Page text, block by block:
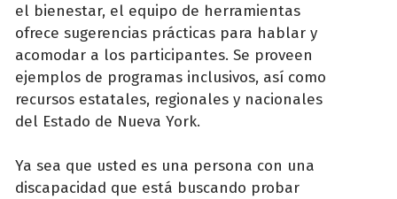
el bienestar, el equipo de herramientas
ofrece sugerencias prácticas para hablar y
acomodar a los participantes. Se proveen
ejemplos de programas inclusivos, así como
recursos estatales, regionales y nacionales
del Estado de Nueva York.
Ya sea que usted es una persona con una
discapacidad que está buscando probar